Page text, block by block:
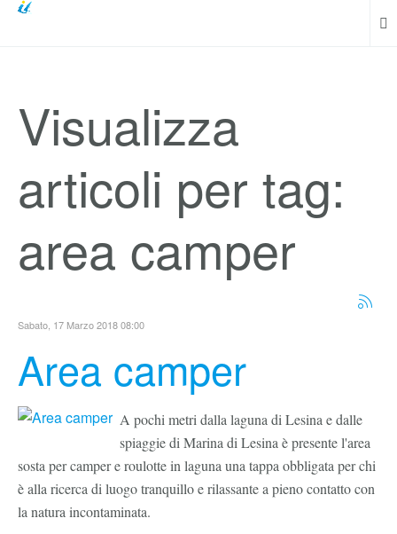
Visualizza
articoli per tag:
area camper
Sabato, 17 Marzo 2018 08:00
Area camper
A pochi metri dalla laguna di Lesina e dalle
spiaggie di Marina di Lesina è presente l'area
sosta per camper e roulotte in laguna una tappa obbligata per chi
è alla ricerca di luogo tranquillo e rilassante a pieno contatto con
la natura incontaminata.